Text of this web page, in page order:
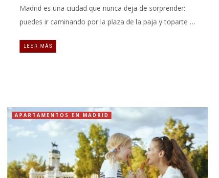
Madrid es una ciudad que nunca deja de sorprender:
puedes ir caminando por la plaza de la paja y toparte …
LEER MÁS
APARTAMENTOS EN MADRID